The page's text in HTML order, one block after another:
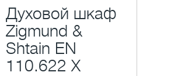
Духовой шкаф
Zigmund &
Shtain EN
110.622 X